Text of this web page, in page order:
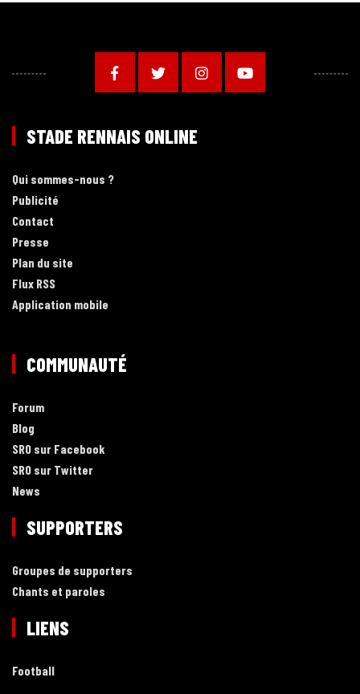
STADE RENNAIS ONLINE
Qui sommes-nous ?
Publicité
Contact
Presse
Plan du site
Flux RSS
Application mobile
COMMUNAUTÉ
Forum
Blog
SRO sur Facebook
SRO sur Twitter
News
SUPPORTERS
Groupes de supporters
Chants et paroles
LIENS
Football